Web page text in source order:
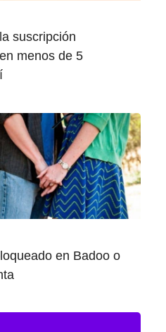
suscripción
menos de 5
en Badoo o